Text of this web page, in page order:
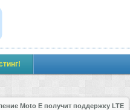
Moto E получит поддержку LTE